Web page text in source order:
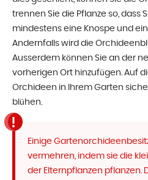
trennen Sie die Pflanze so, dass
mindestens eine Knospe und
Andernfalls wird die
Ausserdem können Sie an der
vorherigen Ort hinzufügen. Auf
Orchideen in Ihrem Garten
blühen.
Einige
vermehren, indem sie die
der Elternpflanzen pflanzen.